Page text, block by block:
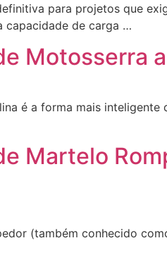
para projetos que
capacidade de carga …
Motosserra
é a forma mais
Martelo
(também conhecido